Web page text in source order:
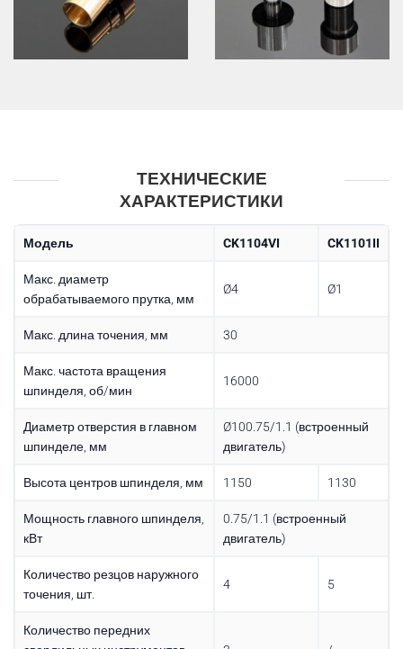
ТЕХНИЧЕСКИЕ
ХАРАКТЕРИСТИКИ
Модель CK1104VI CK1101II
Макс. диаметр
обрабатываемого прутка, мм
Ø4 Ø1
Макс. длина точения, мм 30
Макс. частота вращения
шпинделя, об/мин
16000
Диаметр отверстия в главном
шпинделе, мм
Ø100.75/1.1 (встроенный
двигатель)
Высота центров шпинделя, мм 1150 1130
Мощность главного шпинделя,
кВт
0.75/1.1 (встроенный
двигатель)
Количество резцов наружного
точения, шт.
4 5
Количество передних